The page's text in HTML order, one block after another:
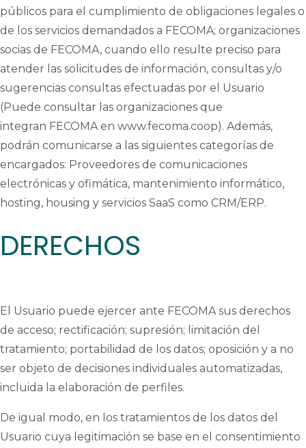
públicos para el cumplimiento de obligaciones legales o
de los servicios demandados a FECOMA; organizaciones
socias de FECOMA, cuando ello resulte preciso para
atender las solicitudes de información, consultas y/o
sugerencias consultas efectuadas por el Usuario
(Puede consultar las organizaciones que
integran FECOMA en www.fecoma.coop). Además,
podrán comunicarse a las siguientes categorías de
encargados: Proveedores de comunicaciones
electrónicas y ofimática, mantenimiento informático,
hosting, housing y servicios SaaS como CRM/ERP.
DERECHOS
El Usuario puede ejercer ante FECOMA sus derechos
de acceso; rectificación; supresión; limitación del
tratamiento; portabilidad de los datos; oposición y a no
ser objeto de decisiones individuales automatizadas,
incluida la elaboración de perfiles.
De igual modo, en los tratamientos de los datos del
Usuario cuya legitimación se base en el consentimiento